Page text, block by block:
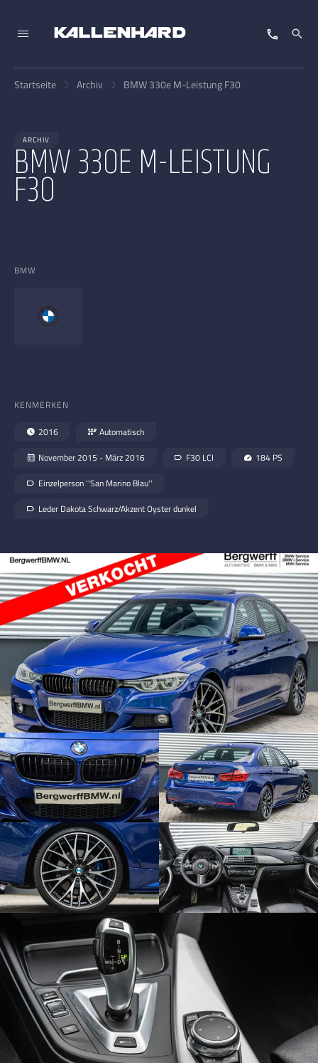
Startseite Archiv BMW 330e M-Leistung F30
ARCHIV
BMW 330E M-LEISTUNG
F30
BMW
KENMERKEN
2016 Automatisch
November 2015 - März 2016 F30 LCI 184 PS
Einzelperson ''San Marino Blau''
Leder Dakota Schwarz/Akzent Oyster dunkel